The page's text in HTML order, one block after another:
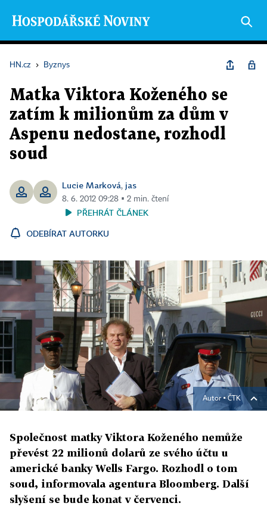
HN.cz › Byznys
Matka Viktora Koženého se
zatím k milionům za dům v
Aspenu nedostane, rozhodl
soud
Lucie Marková, jas
8. 6. 2012 09:28 ▪ 2 min. čtení
PŘEHRÁT ČLÁNEK
ODEBÍRAT AUTORKU
Autor ▪ČTK
Společnost matky Viktora Koženého nemůže
převést 22 milionů dolarů ze svého účtu u
americké banky Wells Fargo. Rozhodl o tom
soud, informovala agentura Bloomberg. Další
slyšení se bude konat v červenci.